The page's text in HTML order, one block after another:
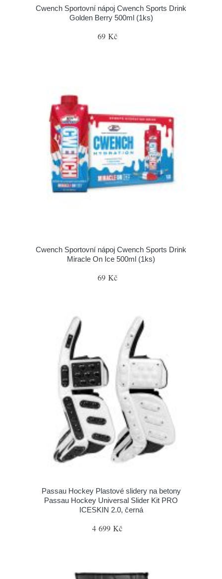
Cwench Sportovní nápoj Cwench Sports Drink
Golden Berry 500ml (1ks)
69 Kč
Cwench Sportovní nápoj Cwench Sports Drink
Miracle On Ice 500ml (1ks)
69 Kč
Passau Hockey Plastové slidery na betony
Passau Hockey Universal Slider Kit PRO
ICESKIN 2.0, černá
4 699 Kč